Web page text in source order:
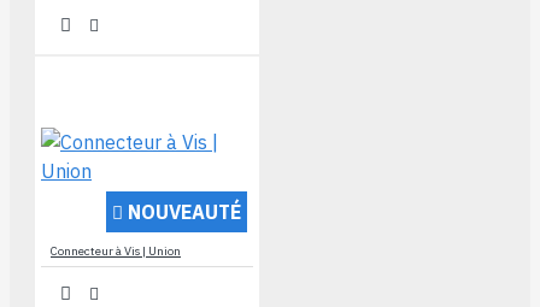
NOUVEAUTÉ
Connecteur à Vis | Union